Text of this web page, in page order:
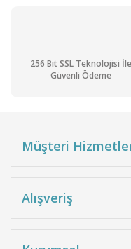
256 Bit SSL Teknolojisi İle
Güvenli Ödeme
Müşteri
Alışveriş